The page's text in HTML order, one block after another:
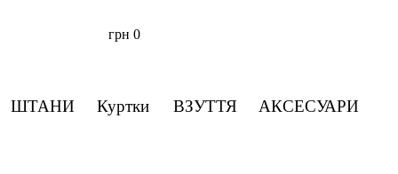
грн 0
ШТАНИ Куртки ВЗУТТЯ АКСЕСУАРИ